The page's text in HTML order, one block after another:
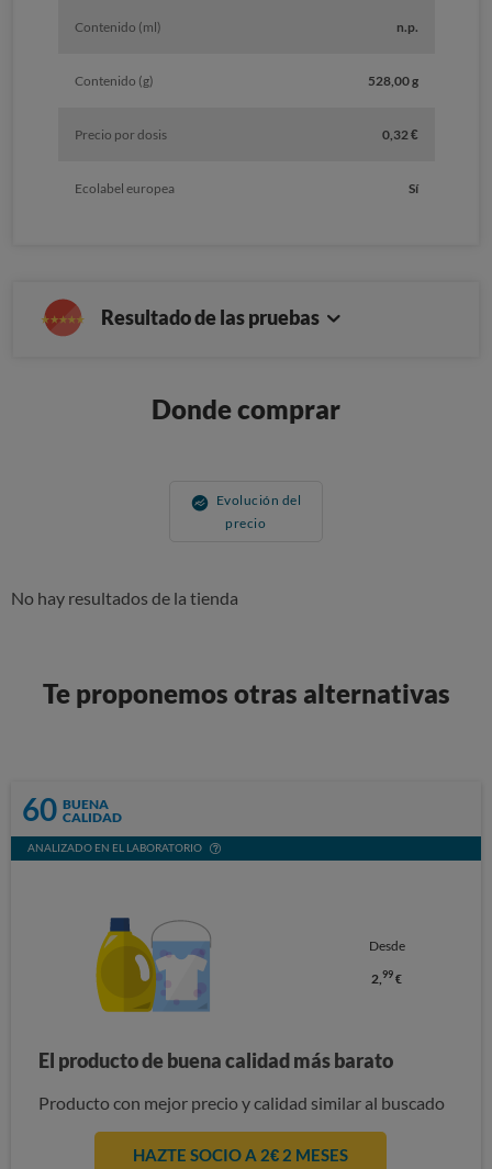
Contenido (ml) n.p.
Contenido (g) 528,00 g
Precio por dosis 0,32 €
Ecolabel europea Sí
Resultado de las pruebas
Donde comprar
Evolución del
precio
No hay resultados de la tienda
Te proponemos otras alternativas
60 BUENA
CALIDAD
ANALIZADO EN EL LABORATORIO
Desde
2,99 €
El producto de buena calidad más barato
Producto con mejor precio y calidad similar al buscado
HAZTE SOCIO A 2€ 2 MESES